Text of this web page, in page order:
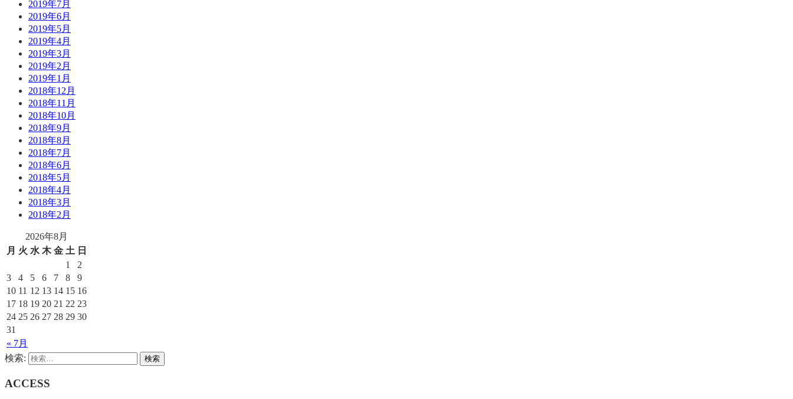
2019年7月
2019年6月
2019年5月
2019年4月
2019年3月
2019年2月
2019年1月
2018年12月
2018年11月
2018年10月
2018年9月
2018年8月
2018年7月
2018年6月
2018年5月
2018年4月
2018年3月
2018年2月
2026年8月
月 火 水 木 金 土 日
« 7月
1
2
3
4 5 6 7 8
9
10 11 12 13 14 15 16
17 18 19 20 21 22 23
24 25 26 27 28 29 30
31
検索:
ACCESS